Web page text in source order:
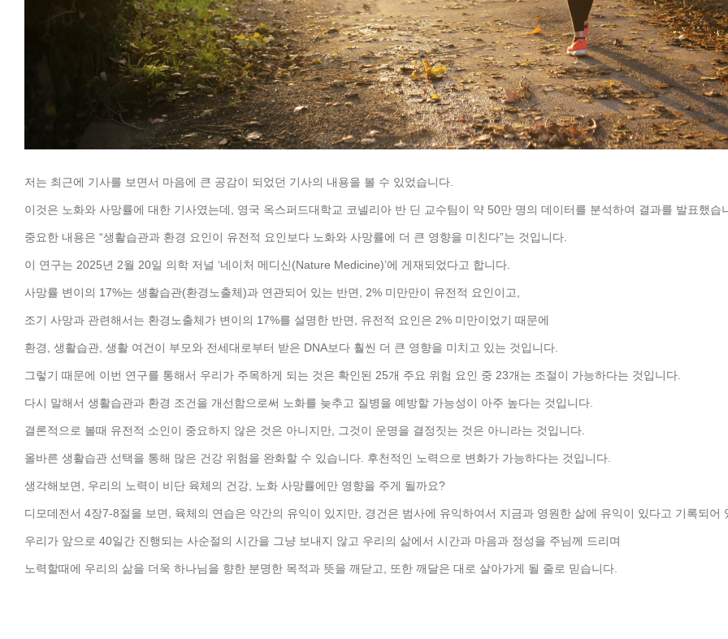
저는 최근에 기사를 보면서 마음에 큰 공감이 되었던 기사의 내용을 볼 수 있었습니다.
이것은 노화와 사망률에 대한 기사였는데, 영국 옥스퍼드대학교 코넬리아 반 딘 교수팀이 약 50만 명의 데이터를 분석하여 결과를 발표했습
중요한 내용은 “생활습관과 환경 요인이 유전적 요인보다 노화와 사망률에 더 큰 영향을 미친다”는 것입니다.
이 연구는 2025년 2월 20일 의학 저널 ‘네이처 메디신(Nature Medicine)’에 게재되었다고 합니다.
사망률 변이의 17%는 생활습관(환경노출체)과 연관되어 있는 반면, 2% 미만만이 유전적 요인이고,
조기 사망과 관련해서는 환경노출체가 변이의 17%를 설명한 반면, 유전적 요인은 2% 미만이었기 때문에
환경, 생활습관, 생활 여건이 부모와 전세대로부터 받은 DNA보다 훨씬 더 큰 영향을 미치고 있는 것입니다.
그렇기 때문에 이번 연구를 통해서 우리가 주목하게 되는 것은 확인된 25개 주요 위험 요인 중 23개는 조절이 가능하다는 것입니다.
다시 말해서 생활습관과 환경 조건을 개선함으로써 노화를 늦추고 질병을 예방할 가능성이 아주 높다는 것입니다.
결론적으로 볼때 유전적 소인이 중요하지 않은 것은 아니지만, 그것이 운명을 결정짓는 것은 아니라는 것입니다.
올바른 생활습관 선택을 통해 많은 건강 위험을 완화할 수 있습니다. 후천적인 노력으로 변화가 가능하다는 것입니다.
생각해보면, 우리의 노력이 비단 육체의 건강, 노화 사망률에만 영향을 주게 될까요?
디모데전서 4장7-8절을 보면, 육체의 연습은 약간의 유익이 있지만, 경건은 범사에 유익하여서 지금과 영원한 삶에 유익이 있다고 기록되어
우리가 앞으로 40일간 진행되는 사순절의 시간을 그냥 보내지 않고 우리의 삶에서 시간과 마음과 정성을 주님께 드리며
노력할때에 우리의 삶을 더욱 하나님을 향한 분명한 목적과 뜻을 깨닫고, 또한 깨달은 대로 살아가게 될 줄로 믿습니다.